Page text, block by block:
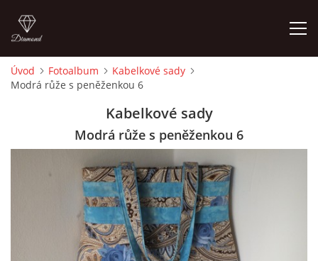
ÚVOD
MOJE POSLEDNÍ PRÁCE
Úvod Fotoalbum
Kabelkové sady
Modrá růže s peněženkou 6
Kabelkové sady
Modrá růže s peněženkou 6